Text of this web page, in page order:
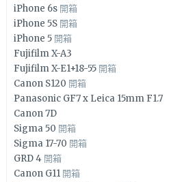
iPhone 6s 開箱
iPhone 5S 開箱
iPhone 5 開箱
Fujifilm X-A3
Fujifilm X-E1+18-55 開箱
Canon S120 開箱
Panasonic GF7 x Leica 15mm F1.7
Canon 7D
Sigma 50 開箱
Sigma 17-70 開箱
GRD 4 開箱
Canon G11 開箱